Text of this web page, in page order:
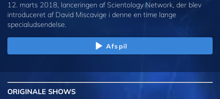
12. marts 2018, lanceringen af Scientology Network, der blev
introduceret af David Miscavige i denne en time lange
specialudsendelse.
Afspil
ORIGINALE SHOWS